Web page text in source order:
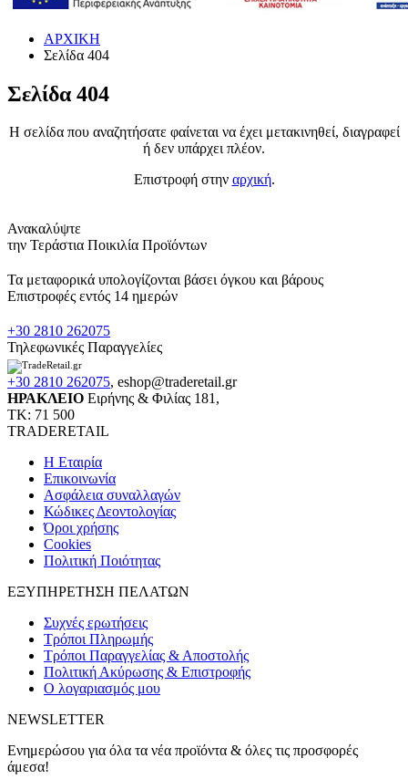
ΑΡΧΙΚΗ
Σελίδα 404
Σελίδα 404
Η σελίδα που αναζητήσατε φαίνεται να έχει μετακινηθεί, διαγραφεί
ή δεν υπάρχει πλέον.
Επιστροφή στην αρχική.
Ανακαλύψτε
την Τεράστια Ποικιλία Προϊόντων
Τα μεταφορικά υπολογίζονται βάσει όγκου και βάρους
Επιστροφές εντός 14 ημερών
+30 2810 262075
Τηλεφωνικές Παραγγελίες
+30 2810 262075, eshop@traderetail.gr
ΗΡΑΚΛΕΙΟ Ειρήνης & Φιλίας 181,
ΤΚ: 71 500
TRADERETAIL
H Εταιρία
Eπικοινωνία
Ασφάλεια συναλλαγών
Κώδικες Δεοντολογίας
Όροι χρήσης
Cookies
Πολιτική Ποιότητας
ΕΞΥΠΗΡΕΤΗΣΗ ΠΕΛΑΤΩΝ
Συχνές ερωτήσεις
Τρόποι Πληρωμής
Τρόποι Παραγγελίας & Αποστολής
Πολιτική Ακύρωσης & Επιστροφής
Ο λογαριασμός μου
NEWSLETTER
Ενημερώσου για όλα τα νέα προϊόντα & όλες τις προσφορές
άμεσα!